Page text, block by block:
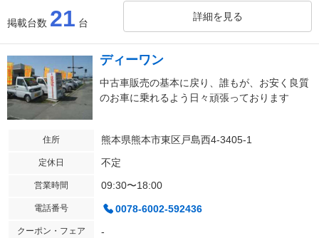
掲載台数 21 台
詳細を見る
ディーワン
中古車販売の基本に戻り、誰もが、お安く良質
のお車に乗れるよう日々頑張っております
住所 熊本県熊本市東区戸島西4-3405-1
定休日 不定
営業時間 09:30〜18:00
電話番号 0078-6002-592436
クーポン・フェア -